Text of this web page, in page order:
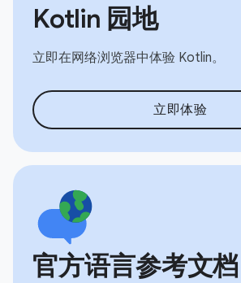
Kotlin 园地
立即在网络浏览器中体验 Kotlin。
立即体验
官方语言参考文档